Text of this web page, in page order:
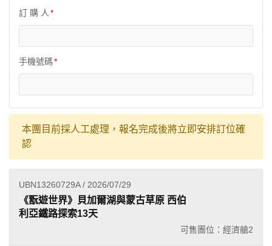
訂 購 人
手機號碼
本團目前採人工處理，報名完成後將立即安排訂位確
認
UBN13260729A / 2026/07/29
可售團位：經濟艙2
《翫遊世界》貝加爾湖與蒙古草原 西伯
利亞鐵路探索13天